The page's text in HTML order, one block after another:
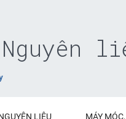
LIỆU MÁY